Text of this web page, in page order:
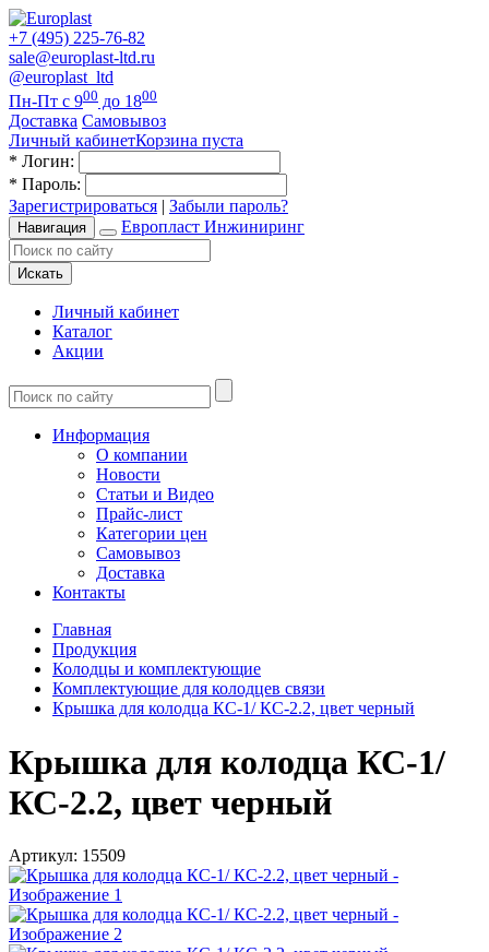
+7 (495) 225-76-82
sale@europlast-ltd.ru
@europlast_ltd
Пн-Пт с 900 до 1800
Доставка Самовывоз
Личный кабинетКорзина пуста
* Логин:
* Пароль:
Зарегистрироваться | Забыли пароль?
Навигация Европласт Инжиниринг
Искать
Личный кабинет
Каталог
Акции
Информация
О компании
Новости
Статьи и Видео
Прайс-лист
Категории цен
Самовывоз
Доставка
Контакты
Главная
Продукция
Колодцы и комплектующие
Комплектующие для колодцев связи
Крышка для колодца КС-1/ КС-2.2, цвет черный
Крышка для колодца КС-1/
КС-2.2, цвет черный
Артикул: 15509